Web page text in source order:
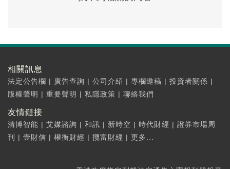
相關訊息
法定公告欄 | 廣告查詢 | 公司介紹 | 專欄邀稿 | 投資者關係 |
版權聲明 | 重要聲明 | 私隱政策 | 聯絡我們
友情鏈接
清博智能 | 艾媒諮詢 | 和訊 | 新時空 | 時代財經 | 證券市場周
刊
| 壹財信 | 權衡財經 | 攬富財經 | 更多...